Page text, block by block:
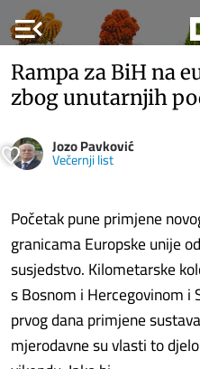
menu_open
Rampa za BiH na
zbog unutarnjih
Jozo Pavković
Večernji list
Početak pune primjene
granicama Europske unije
susjedstvo. Kilometarske
s Bosnom i Hercegovinom i
prvog dana primjene
mjerodavne su vlasti to